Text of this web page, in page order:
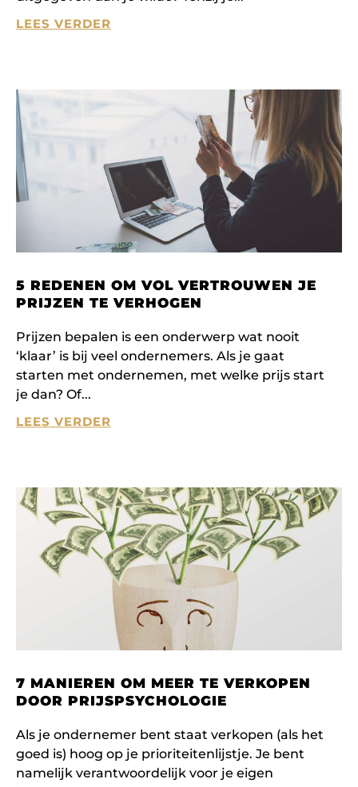
LEES VERDER
5 REDENEN OM VOL VERTROUWEN JE
PRIJZEN TE VERHOGEN
Prijzen bepalen is een onderwerp wat nooit
‘klaar’ is bij veel ondernemers. Als je gaat
starten met ondernemen, met welke prijs start
je dan? Of
LEES VERDER
7 MANIEREN OM MEER TE VERKOPEN
DOOR PRIJSPSYCHOLOGIE
Als je ondernemer bent staat verkopen (als het
goed is) hoog op je prioriteitenlijstje. Je bent
namelijk verantwoordelijk voor je eigen